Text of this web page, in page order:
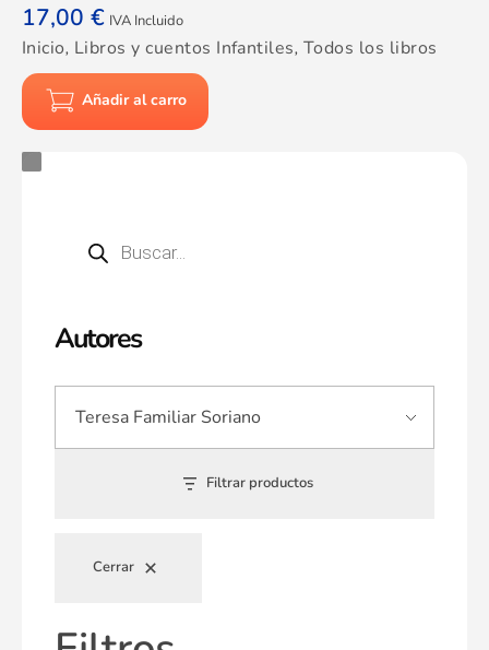
Autores
Filtrar productos
Cerrar
17,00 € IVA Incluido
Inicio, Libros y cuentos Infantiles, Todos los libros
Añadir al carro